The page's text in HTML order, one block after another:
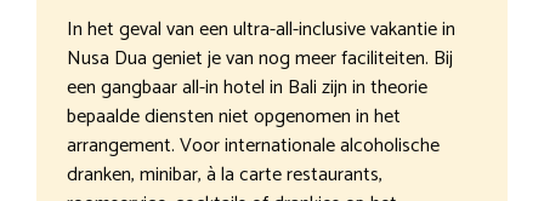
In het geval van een ultra-all-inclusive vakantie in
Nusa Dua geniet je van nog meer faciliteiten. Bij
een gangbaar all-in hotel in Bali zijn in theorie
bepaalde diensten niet opgenomen in het
arrangement. Voor internationale alcoholische
dranken, minibar, à la carte restaurants,